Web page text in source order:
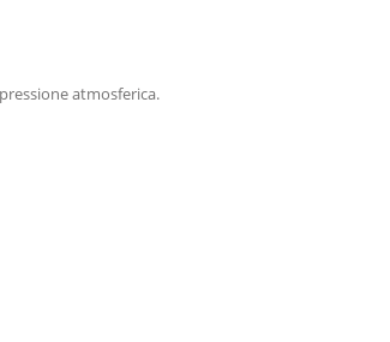
atmosferica.